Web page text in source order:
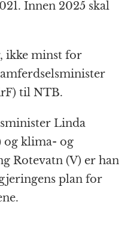
c
r
m
Innen 2025 skal
ikke minst for
til NTB.
Linda
og klima- og
Rotevatn (V) er han
plan for